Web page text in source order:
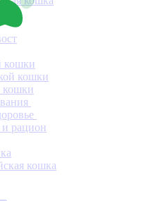
кошки
кошки
кошки
рацион
кошка